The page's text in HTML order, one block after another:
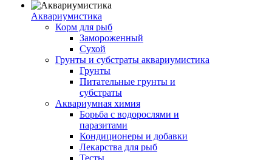
Аквариумистика
Корм для рыб
Замороженный
Сухой
Грунты и субстраты аквариумистика
Грунты
Питательные грунты и
субстраты
Аквариумная химия
Борьба с водорослями и
паразитами
Кондиционеры и добавки
Лекарства для рыб
Тесты